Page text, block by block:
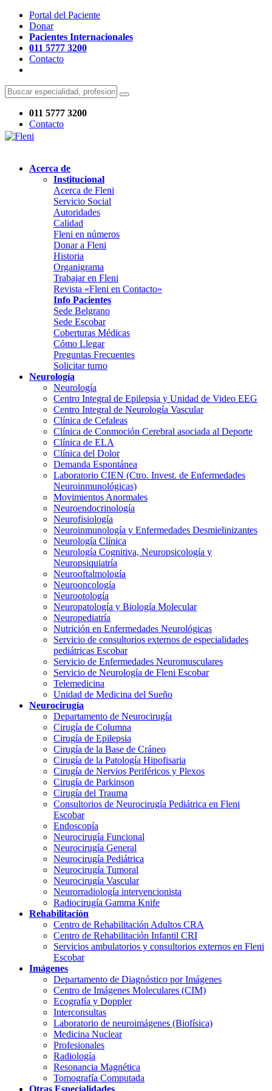
Portal del Paciente
Donar
Pacientes Internacionales
011 5777 3200
Contacto
011 5777 3200
Contacto
Acerca de
Institucional
Acerca de Fleni
Servicio Social
Autoridades
Calidad
Fleni en números
Donar a Fleni
Historia
Organigrama
Trabajar en Fleni
Revista «Fleni en Contacto»
Info Pacientes
Sede Belgrano
Sede Escobar
Coberturas Médicas
Cómo Llegar
Preguntas Frecuentes
Solicitar turno
Neurología
Neurología
Centro Integral de Epilepsia y Unidad de Video EEG
Centro Integral de Neurología Vascular
Clínica de Cefaleas
Clínica de Conmoción Cerebral asociada al Deporte
Clínica de ELA
Clínica del Dolor
Demanda Espontánea
Laboratorio CIEN (Ctro. Invest. de Enfermedades
Neuroinmunológicas)
Movimientos Anormales
Neuroendocrinología
Neurofisiología
Neuroinmunología y Enfermedades Desmielinizantes
Neurología Clínica
Neurología Cognitiva, Neuropsicología y
Neuropsiquiatría
Neurooftalmología
Neurooncología
Neurootología
Neuropatología y Biología Molecular
Neuropediatría
Nutrición en Enfermedades Neurológicas
Servicio de consultorios externos de especialidades
pediátricas Escobar
Servicio de Enfermedades Neuromusculares
Servicio de Neurología de Fleni Escobar
Telemedicina
Unidad de Medicina del Sueño
Neurocirugía
Departamento de Neurocirugía
Cirugía de Columna
Cirugía de Epilepsia
Cirugía de la Base de Cráneo
Cirugía de la Patología Hipofisaria
Cirugía de Nervios Periféricos y Plexos
Cirugía de Parkinson
Cirugía del Trauma
Consultorios de Neurocirugía Pediátrica en Fleni
Escobar
Endoscopía
Neurocirugía Funcional
Neurocirugía General
Neurocirugía Pediátrica
Neurocirugía Tumoral
Neurocirugía Vascular
Neurorradiología intervencionista
Radiocirugía Gamma Knife
Rehabilitación
Centro de Rehabilitación Adultos CRA
Centro de Rehabilitación Infantil CRI
Servicios ambulatorios y consultorios externos en Fleni
Escobar
Imágenes
Departamento de Diagnóstico por Imágenes
Centro de Imágenes Moleculares (CIM)
Ecografía y Doppler
Interconsultas
Laboratorio de neuroimágenes (Biofísica)
Medicina Nuclear
Profesionales
Radiología
Resonancia Magnética
Tomografía Computada
Otras Especialidades